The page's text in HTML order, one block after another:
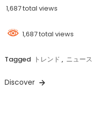
1,687 total views
1,687 total views
Tagged トレンド , ニュース
Discover